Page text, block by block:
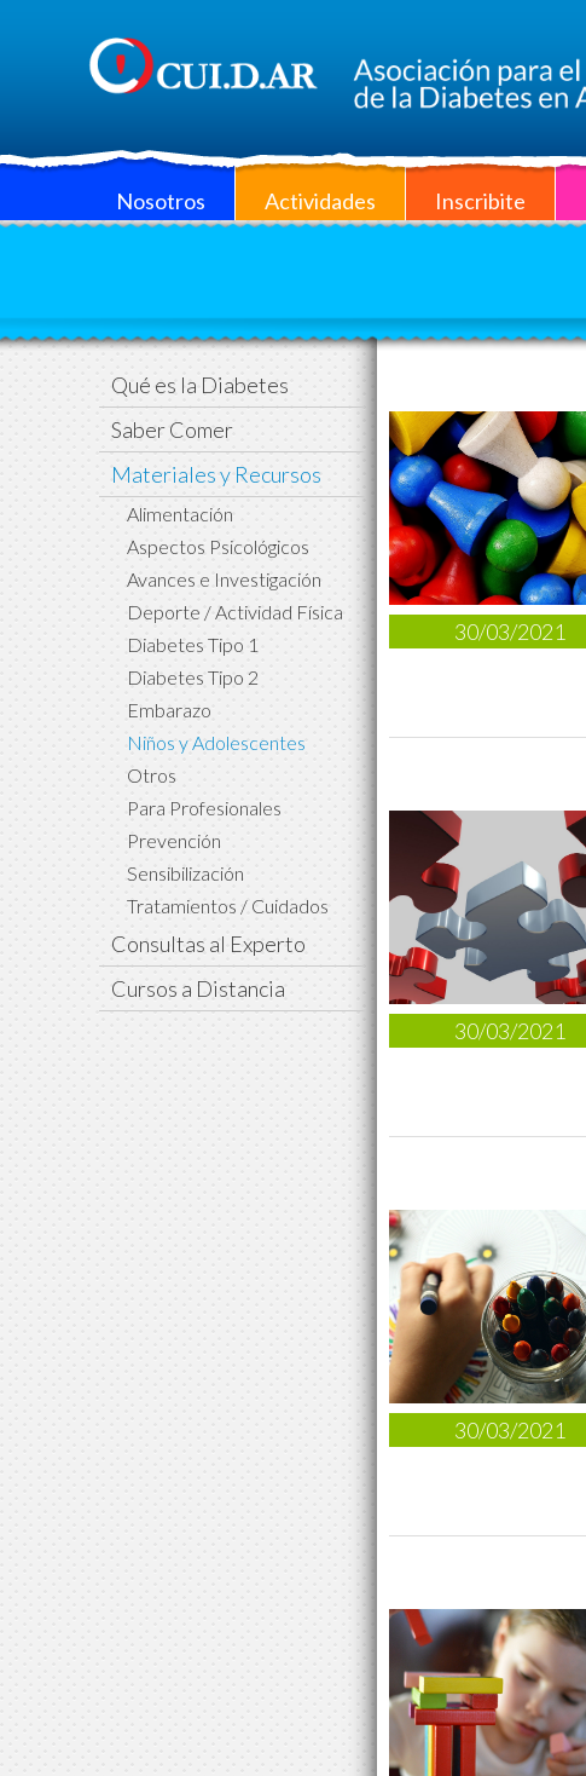
Nosotros Actividades Inscribite
Qué es la Diabetes
Saber Comer
Materiales y Recursos
Alimentación
Aspectos Psicológicos
Avances e Investigación
Deporte / Actividad Física
Diabetes Tipo 1
Diabetes Tipo 2
Embarazo
Niños y Adolescentes
Otros
Para Profesionales
Prevención
Sensibilización
Tratamientos / Cuidados
Consultas al Experto
Cursos a Distancia
30/03/2021
30/03/2021
30/03/2021